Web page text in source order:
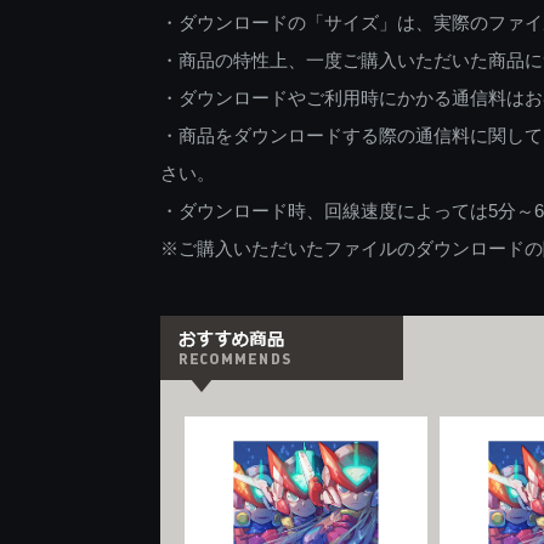
・ダウンロードの「サイズ」は、実際のファ
・商品の特性上、一度ご購入いただいた商品
・ダウンロードやご利用時にかかる通信料は
・商品をダウンロードする際の通信料に関し
さい。
・ダウンロード時、回線速度によっては5分
※ご購入いただいたファイルのダウンロード